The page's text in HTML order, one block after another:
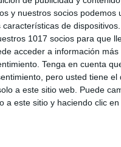
y nuestros socios podemos
de
1017 socios para que
acceder a información
Tenga en cuenta
pero usted tiene
a este sitio web. Puede
a este sitio y haciendo clic
EN PDF